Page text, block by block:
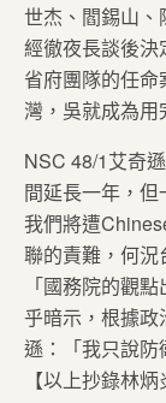
世杰、閻錫山、
經徹夜長談後
省府團隊的任
灣，吳就成為用
NSC 48/1艾奇
間延長一年，但
我們將遭
聯的責難，何況
「國務院的觀
乎暗示，根據
遜：「我只說防
【以上抄錄林